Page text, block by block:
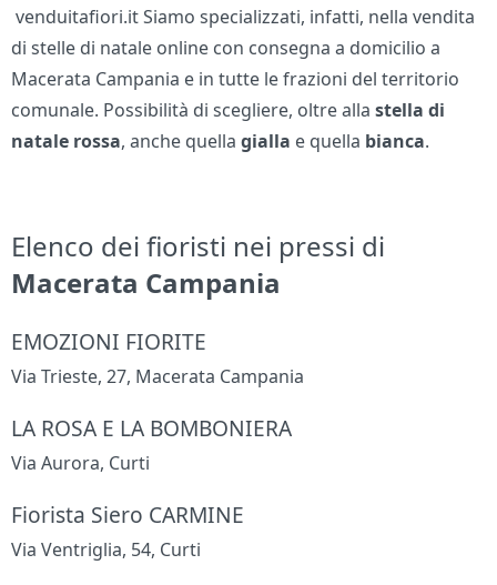
venduitafiori.it Siamo specializzati, infatti, nella vendita
di stelle di natale online con consegna a domicilio a
Macerata Campania e in tutte le frazioni del territorio
comunale. Possibilità di scegliere, oltre allastella di
natale rossa, anche quellagialla e quella bianca.
Elenco dei fioristi nei pressi di
Macerata Campania
EMOZIONI FIORITE
Via Trieste, 27, Macerata Campania
LA ROSA E LA BOMBONIERA
Via Aurora, Curti
Fiorista Siero CARMINE
Via Ventriglia, 54, Curti